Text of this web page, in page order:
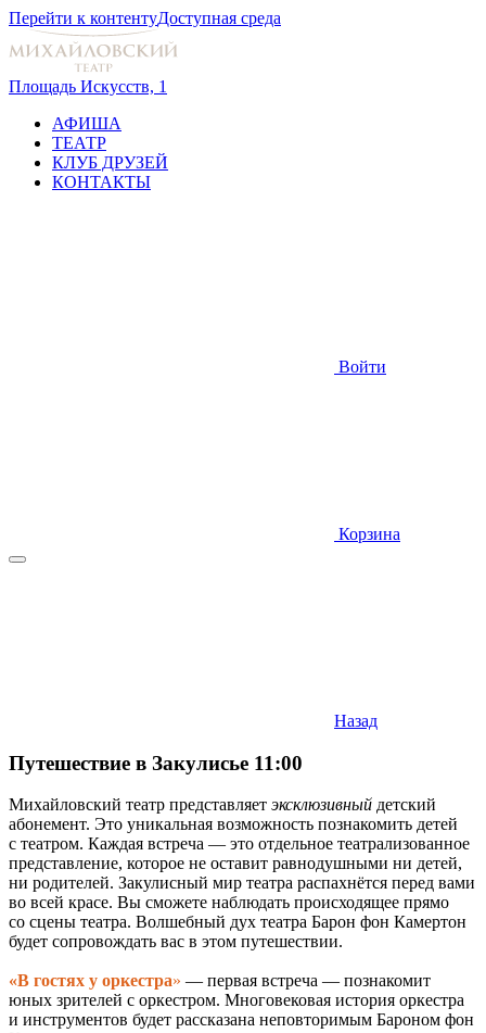
Перейти к контентуДоступная среда
Площадь Искусств, 1
АФИША
ТЕАТР
КЛУБ ДРУЗЕЙ
КОНТАКТЫ
Войти
Корзина
Назад
Путешествие в Закулисье 11:00
Михайловский театр представляет эксклюзивный детский
абонемент. Это уникальная возможность познакомить детей
с театром. Каждая встреча — это отдельное театрализованное
представление, которое не оставит равнодушными ни детей,
ни родителей. Закулисный мир театра распахнётся перед вами
во всей красе. Вы сможете наблюдать происходящее прямо
со сцены театра. Волшебный дух театра Барон фон Камертон
будет сопровождать вас в этом путешествии.
«В гостях у оркестра» — первая встреча — познакомит
юных зрителей с оркестром. Многовековая история оркестра
и инструментов будет рассказана неповторимым Бароном фон